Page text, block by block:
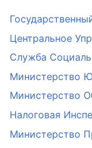
Центральное
Служба
Министерство
Министерство
Налоговая
Министерство